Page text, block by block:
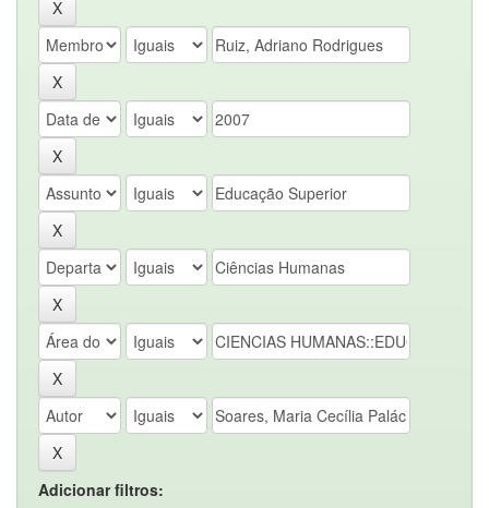
Adicionar filtros: